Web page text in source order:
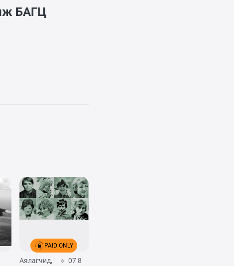
БАГЦ
PAID ONLY
Аялагчид,
07 8